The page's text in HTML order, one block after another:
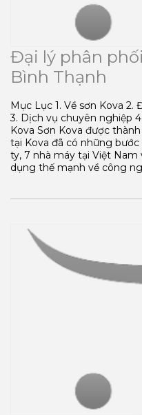
Đại lý phân
Bình Thạnh
Mục Lục 1. Về sơn Kova 2.
3. Dịch vụ chuyên nghiệp
Kova Sơn Kova được
tại Kova đã có những
ty, 7 nhà máy tại Việt
dụng thế mạnh về công